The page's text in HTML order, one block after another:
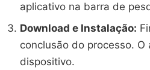
aplicativo na barra de
Download e Instalação:
conclusão do processo.
dispositivo.